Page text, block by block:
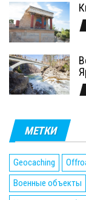
МЕТКИ
Geocaching
Военные объекты